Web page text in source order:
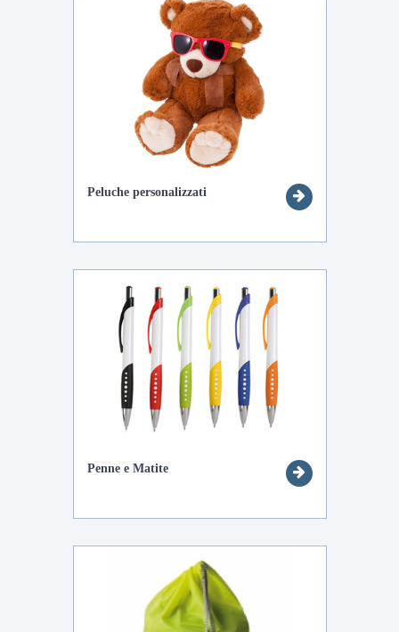
Peluche personalizzati
Penne e Matite